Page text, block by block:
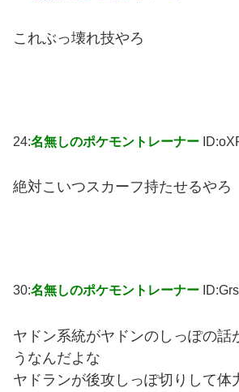
これぶっ壊れ技やろ
24:名無しのポケモントレーナー
絶対こいつスカーフ持たせるやろ
30:名無しのポケモントレーナー
ヤドン系統がヤドンのしっぽの話
うなんだよな
ヤドランが後攻しっぽ切りして体